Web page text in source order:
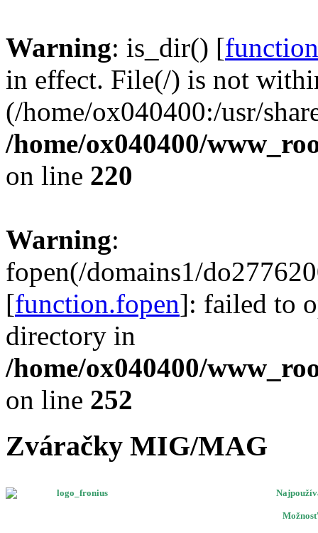
Warning: is_dir() [
in effect. File(/) is not
(/home/ox040400:/usr/
/home/ox040400/
on line 220
Warning:
fopen(/domains1/
[function.fopen]: failed to
directory in
/home/ox040400/
on line 252
Zváračky MIG/MAG